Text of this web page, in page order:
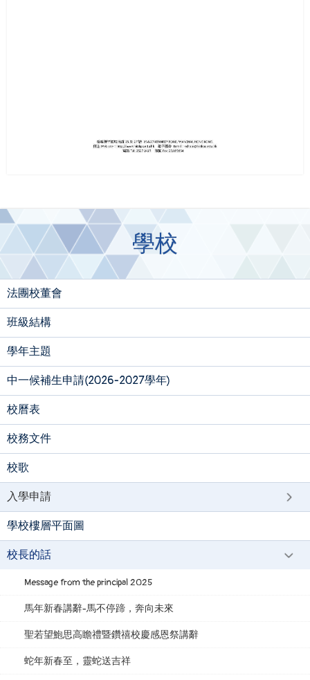
學校
法團校董會
班級結構
學年主題
中一候補生申請(2026-2027學年)
校曆表
校務文件
校歌
入學申請
學校樓層平面圖
校長的話
Message from the principal 2025
馬年新春講辭-馬不停蹄，奔向未來
聖若望鮑思高瞻禮暨鑽禧校慶感恩祭講辭
蛇年新春至，靈蛇送吉祥